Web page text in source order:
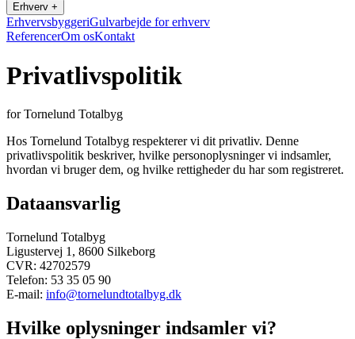
Erhverv +
ErhvervsbyggeriGulvarbejde for erhverv
ReferencerOm osKontakt
Privatlivspolitik
for Tornelund Totalbyg
Hos Tornelund Totalbyg respekterer vi dit privatliv. Denne
privatlivspolitik beskriver, hvilke personoplysninger vi indsamler,
hvordan vi bruger dem, og hvilke rettigheder du har som registreret.
Dataansvarlig
Tornelund Totalbyg
Ligustervej 1, 8600 Silkeborg
CVR: 42702579
Telefon: 53 35 05 90
E-mail: info@tornelundtotalbyg.dk
Hvilke oplysninger indsamler vi?